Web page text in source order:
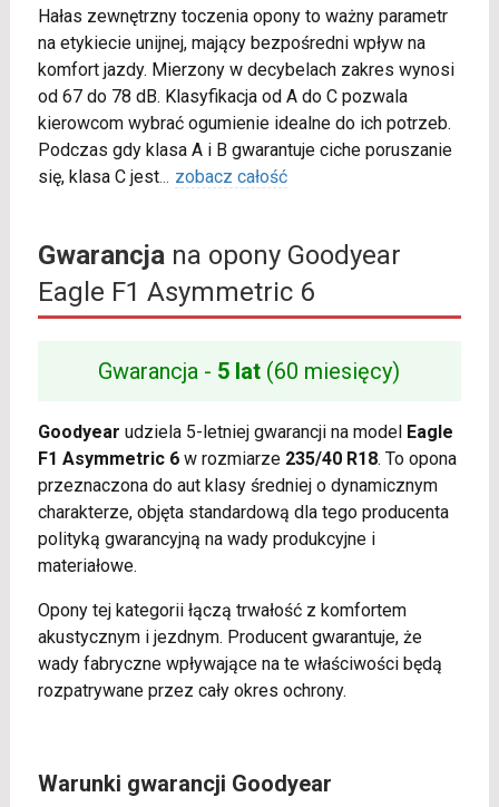
Hałas zewnętrzny toczenia opony to ważny parametr
na etykiecie unijnej, mający bezpośredni wpływ na
komfort jazdy. Mierzony w decybelach zakres wynosi
od 67 do 78 dB. Klasyfikacja od A do C pozwala
kierowcom wybrać ogumienie idealne do ich potrzeb.
Podczas gdy klasa A i B gwarantuje ciche poruszanie
się, klasa C jest... zobacz całość
Gwarancjana opony Goodyear
Eagle F1 Asymmetric 6
Gwarancja - 5 lat (60 miesięcy)
Goodyear udziela 5-letniej gwarancji na model Eagle
F1 Asymmetric 6w rozmiarze 235/40 R18. To opona
przeznaczona do aut klasy średniej o dynamicznym
charakterze, objęta standardową dla tego producenta
polityką gwarancyjną na wady produkcyjne i
materiałowe.
Opony tej kategorii łączą trwałość z komfortem
akustycznym i jezdnym. Producent gwarantuje, że
wady fabryczne wpływające na te właściwości będą
rozpatrywane przez cały okres ochrony.
Warunki gwarancji Goodyear